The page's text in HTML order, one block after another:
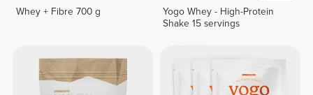
Whey + Fibre 700 g
Yogo Whey - High-Protein
Shake 15 servings